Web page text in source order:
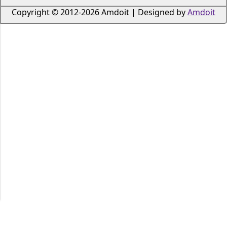
Copyright © 2012-2026 Amdoit | Designed byAmdoit